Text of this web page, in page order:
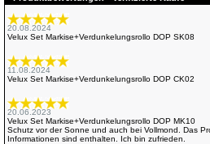
20.08.2024
Velux Set Markise+Verdunkelungsrollo DOP SK08
11.08.2024
Velux Set Markise+Verdunkelungsrollo DOP CK02
20.06.2023
Velux Set Markise+Verdunkelungsrollo DOP MK10
Schutz vor der Sonne und auch bei Vollmond. Das
Informationen sind enthalten. Ich bin zufrieden.